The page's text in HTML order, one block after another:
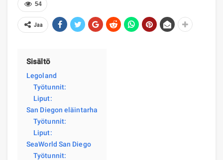
54
Jaa
Sisältö
Legoland
Työtunnit:
Liput:
San Diegon eläintarha
Työtunnit:
Liput:
SeaWorld San Diego
Työtunnit: